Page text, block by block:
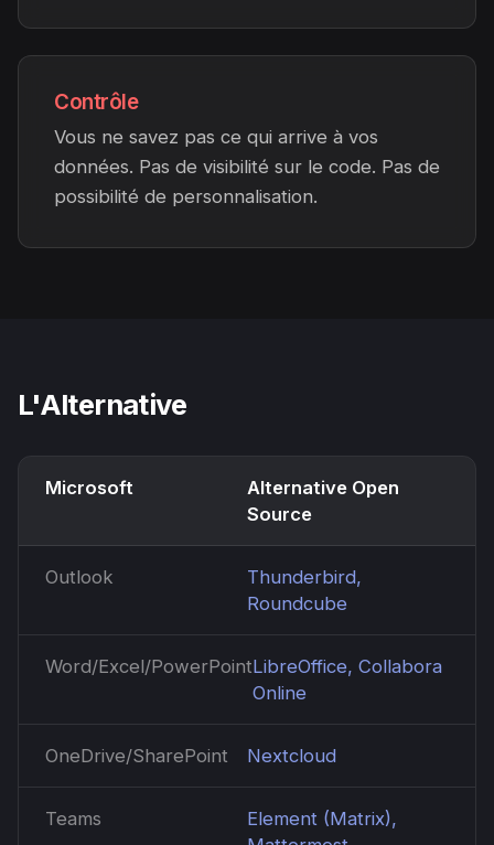
Contrôle
Vous ne savez pas ce qui arrive à vos
données. Pas de visibilité sur le code. Pas de
possibilité de personnalisation.
L'Alternative
Microsoft
Alternative Open
Source
Outlook
Thunderbird,
Roundcube
Word/Excel/PowerPointLibreOffice, Collabora
Online
OneDrive/SharePoint Nextcloud
Teams
Element (Matrix),